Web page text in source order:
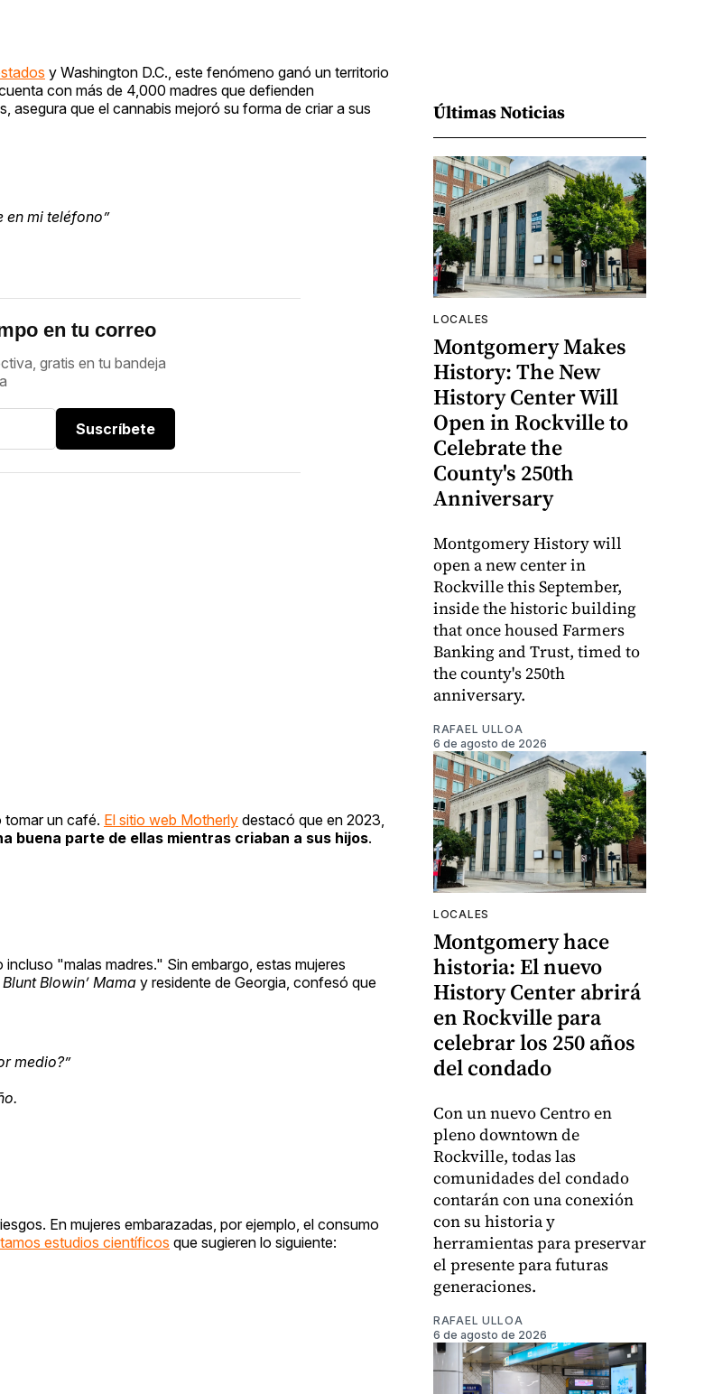
y Washington D.C., este fenómeno ganó un territorio
con más de 4,000 madres que defienden
asegura que el cannabis mejoró su forma de criar a sus
en mi teléfono”
en tu correo
gratis en tu bandeja
Suscríbete
tomar un café. El sitio web Motherly destacó que en 2023,
buena parte de ellas mientras criaban a sus hijos.
"malas madres." Sin embargo, estas mujeres
Blunt Blowin’ Mama y residente de Georgia, confesó que
medio?”
En mujeres embarazadas, por ejemplo, el consumo
estudios científicos que sugieren lo siguiente:
Últimas Noticias
LOCALES
Montgomery Makes
History: The New
History Center Will
Open in Rockville to
Celebrate the
County's 250th
Anniversary
Montgomery History will
open a new center in
Rockville this September,
inside the historic building
that once housed Farmers
Banking and Trust, timed to
the county's 250th
anniversary.
RAFAEL ULLOA
6 de agosto de 2026
LOCALES
Montgomery hace
historia: El nuevo
History Center abrirá
en Rockville para
celebrar los 250 años
del condado
Con un nuevo Centro en
pleno downtown de
Rockville, todas las
comunidades del condado
contarán con una conexión
con su historia y
herramientas para preservar
el presente para futuras
generaciones.
RAFAEL ULLOA
6 de agosto de 2026